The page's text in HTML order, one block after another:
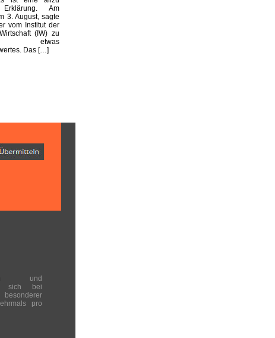
Am
3. August, sagte
vom Institut der
(IW) zu
etwas
Das […]
und
sich bei
pro